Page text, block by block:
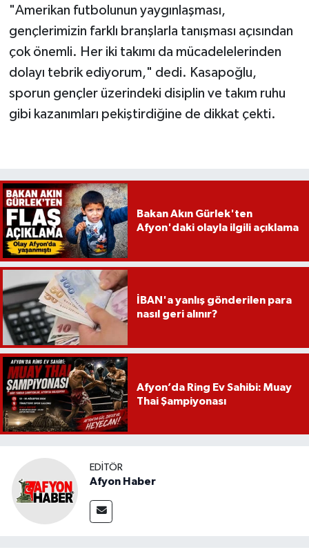
"Amerikan futbolunun yaygınlaşması,
gençlerimizin farklı branşlarla tanışması açısından
çok önemli. Her iki takımı da mücadelelerinden
dolayı tebrik ediyorum," dedi. Kasapoğlu,
sporun gençler üzerindeki disiplin ve takım ruhu
gibi kazanımları pekiştirdiğine de dikkat çekti.
Bakan Akın Gürlek'ten
Afyon'daki olayla ilgili açıklama
İBAN'a yanlış gönderilen para
nasıl geri alınır?
Afyon’da Ring Ev Sahibi: Muay
Thai Şampiyonası
EDITÖR
Afyon Haber